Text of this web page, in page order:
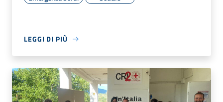
LEGGI DI PIÙ